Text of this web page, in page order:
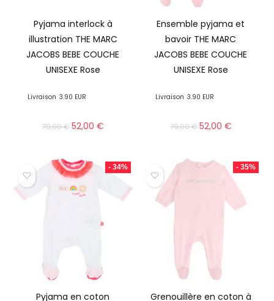
Pyjama interlock à
illustration THE MARC
JACOBS BEBE COUCHE
UNISEXE Rose
Livraison 3.90 EUR
79,00€ 52,00 €
Ensemble pyjama et
bavoir THE MARC
JACOBS BEBE COUCHE
UNISEXE Rose
Livraison 3.90 EUR
79,00€ 52,00 €
- 34%
Pyjama en coton
- 35%
Grenouillère en coton à